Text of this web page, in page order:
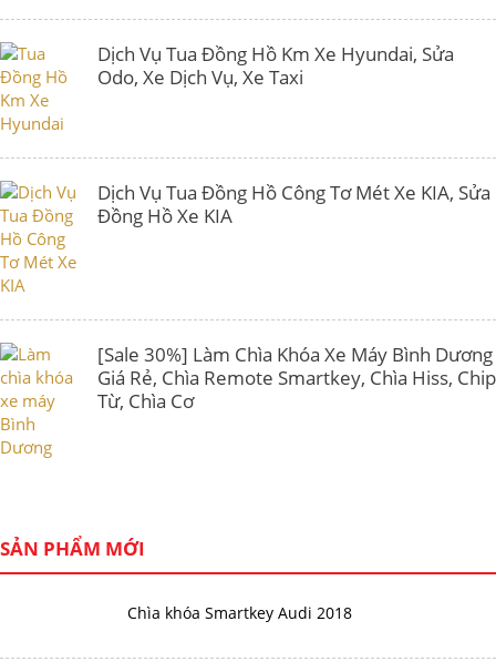
Dịch Vụ Tua Đồng Hồ Km Xe Hyundai, Sửa
Odo, Xe Dịch Vụ, Xe Taxi
Dịch Vụ Tua Đồng Hồ Công Tơ Mét Xe KIA, Sửa
Đồng Hồ Xe KIA
[Sale 30%] Làm Chìa Khóa Xe Máy Bình Dương
Giá Rẻ, Chìa Remote Smartkey, Chìa Hiss, Chip
Từ, Chìa Cơ
SẢN PHẨM MỚI
Chìa khóa Smartkey Audi 2018